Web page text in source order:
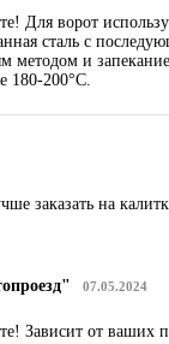
Для ворот
сталь с
методом и
180-200°C.
заказать на
07.05.2024
Зависит от ваших